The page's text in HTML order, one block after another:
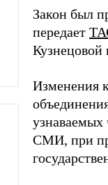
Закон был
передает
Кузнецовой
Изменения
узнаваемых
СМИ, при